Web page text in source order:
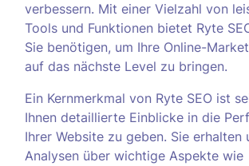
verbessern. Mit einer Vielzahl von
Tools und Funktionen bietet Ryte
Sie benötigen, um Ihre Online-
auf das nächste Level zu bringen.
Ein Kernmerkmal von Ryte SEO ist
Ihnen detaillierte Einblicke in die
Ihrer Website zu geben. Sie erhalten
Analysen über wichtige Aspekte wie